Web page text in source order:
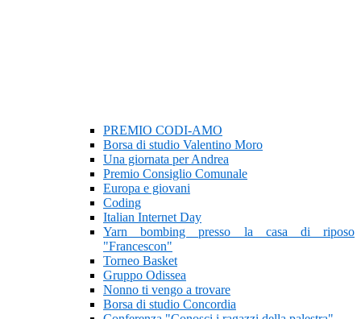
PREMIO CODI-AMO
Borsa di studio Valentino Moro
Una giornata per Andrea
Premio Consiglio Comunale
Europa e giovani
Coding
Italian Internet Day
Yarn bombing presso la casa di riposo
"Francescon"
Torneo Basket
Gruppo Odissea
Nonno ti vengo a trovare
Borsa di studio Concordia